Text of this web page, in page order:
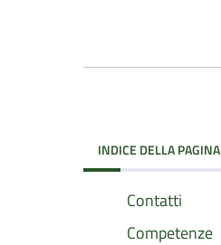
INDICE DELLA PAGINA
Contatti
Competenze